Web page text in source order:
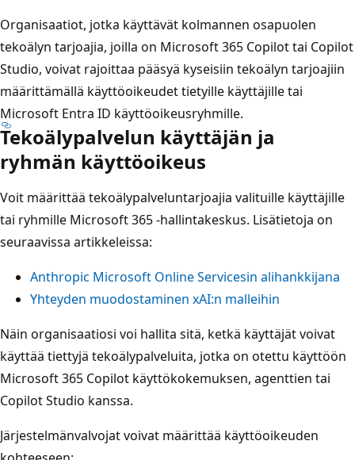
Organisaatiot, jotka käyttävät kolmannen osapuolen
tekoälyn tarjoajia, joilla on Microsoft 365 Copilot tai Copilot
Studio, voivat rajoittaa pääsyä kyseisiin tekoälyn tarjoajiin
määrittämällä käyttöoikeudet tietyille käyttäjille tai
Microsoft Entra ID käyttöoikeusryhmille.
Tekoälypalvelun käyttäjän ja
ryhmän käyttöoikeus
Voit määrittää tekoälypalveluntarjoajia valituille käyttäjille
tai ryhmille Microsoft 365 -hallintakeskus. Lisätietoja on
seuraavissa artikkeleissa:
Anthropic Microsoft Online Servicesin alihankkijana
Yhteyden muodostaminen xAI:n malleihin
Näin organisaatiosi voi hallita sitä, ketkä käyttäjät voivat
käyttää tiettyjä tekoälypalveluita, jotka on otettu käyttöön
Microsoft 365 Copilot käyttökokemuksen, agenttien tai
Copilot Studio kanssa.
Järjestelmänvalvojat voivat määrittää käyttöoikeuden